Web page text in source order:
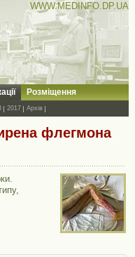
WWW.MEDINFO.DP.UA
Розміщення
2017 Архів
флегмона